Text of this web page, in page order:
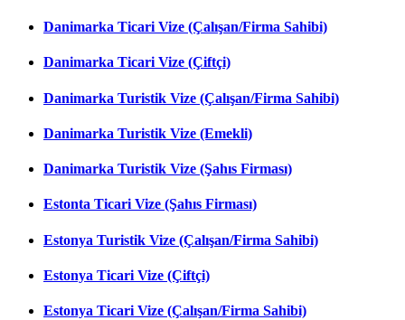
Danimarka Ticari Vize (Çalışan/Firma Sahibi)
Danimarka Ticari Vize (Çiftçi)
Danimarka Turistik Vize (Çalışan/Firma Sahibi)
Danimarka Turistik Vize (Emekli)
Danimarka Turistik Vize (Şahıs Firması)
Estonta Ticari Vize (Şahıs Firması)
Estonya Turistik Vize (Çalışan/Firma Sahibi)
Estonya Ticari Vize (Çiftçi)
Estonya Ticari Vize (Çalışan/Firma Sahibi)